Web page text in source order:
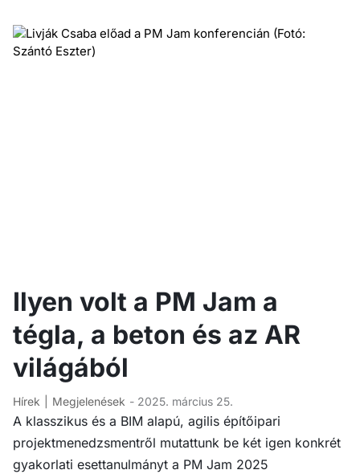
Ilyen volt a PM Jam a
tégla, a beton és az AR
világából
Hírek Megjelenések - 2025. március 25.
A klasszikus és a BIM alapú, agilis építőipari
projektmenedzsmentről mutattunk be két igen konkrét
gyakorlati esettanulmányt a PM Jam 2025